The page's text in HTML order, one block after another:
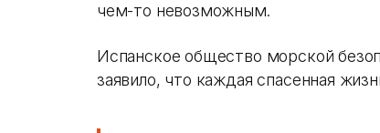
чем-то невозможным.
Испанское общество морской
заявило, что каждая спасенная